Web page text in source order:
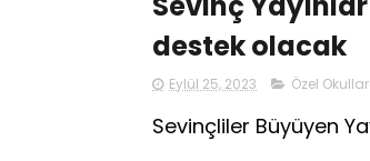
destek olacak
Eylül 25, 2023 Özel
Sevinçliler Büyüyen